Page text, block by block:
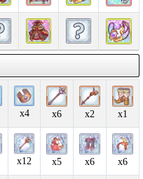
x4 x6 x2 x1
x12 x5 x6 x6